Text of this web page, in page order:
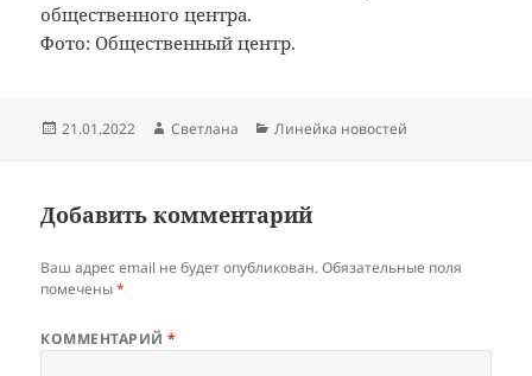
общественного центра.
Фото: Общественный центр.
Опубликовано
21.01.2022 Автор
Светлана Рубрики
Линейка новостей
Добавить комментарий
Ваш адрес email не будет опубликован. Обязательные поля
помечены*
КОММЕНТАРИЙ*